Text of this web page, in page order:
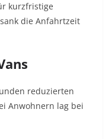
kurzfristige
die Anfahrtzeit
reduzierten
Anwohnern lag bei